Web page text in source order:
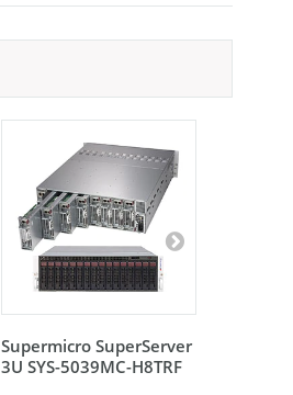
Supermicro SuperServer
3U SYS-5039MC-H8TRF